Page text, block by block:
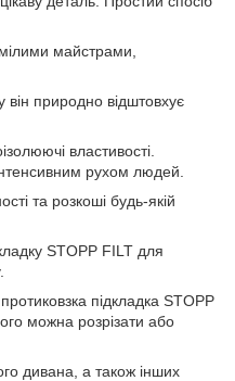
майстрами,
природно відштовхує
властивості.
рухом людей.
та розкоші будь-якій
STOPP FILT для
підкладка STOPP
можна розрізати або
дивана, а також інших